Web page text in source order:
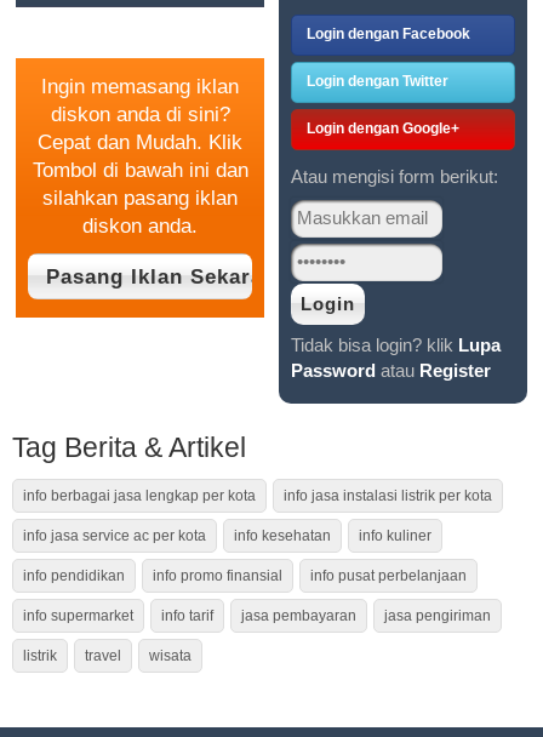
Ingin memasang iklan
diskon anda di sini?
Cepat dan Mudah. Klik
Tombol di bawah ini dan
silahkan pasang iklan
diskon anda.
Login dengan Facebook
Login dengan Twitter
Login dengan Google+
Atau mengisi form berikut:
Tidak bisa login? klik Lupa
Password atau Register
Tag Berita & Artikel
info berbagai jasa lengkap per kota info jasa instalasi listrik per kota
info jasa service ac per kota info kesehatan info kuliner
info pendidikan info promo finansial info pusat perbelanjaan
info supermarket info tarif jasa pembayaran jasa pengiriman
listrik travel wisata